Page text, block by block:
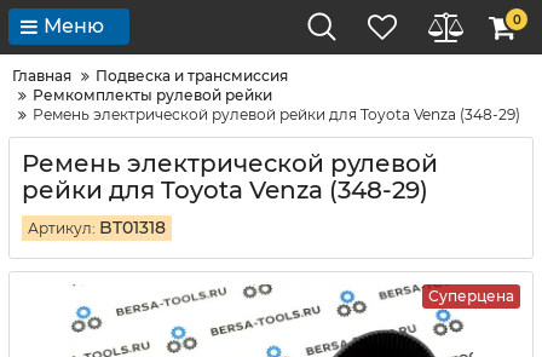
Меню 0
Главная
Подвеска и трансмиссия
Ремкомплекты рулевой рейки
Ремень электрической рулевой рейки для Toyota Venza (348-29)
Ремень электрической рулевой
рейки для Toyota Venza (348-29)
Артикул: BT01318
Суперцена